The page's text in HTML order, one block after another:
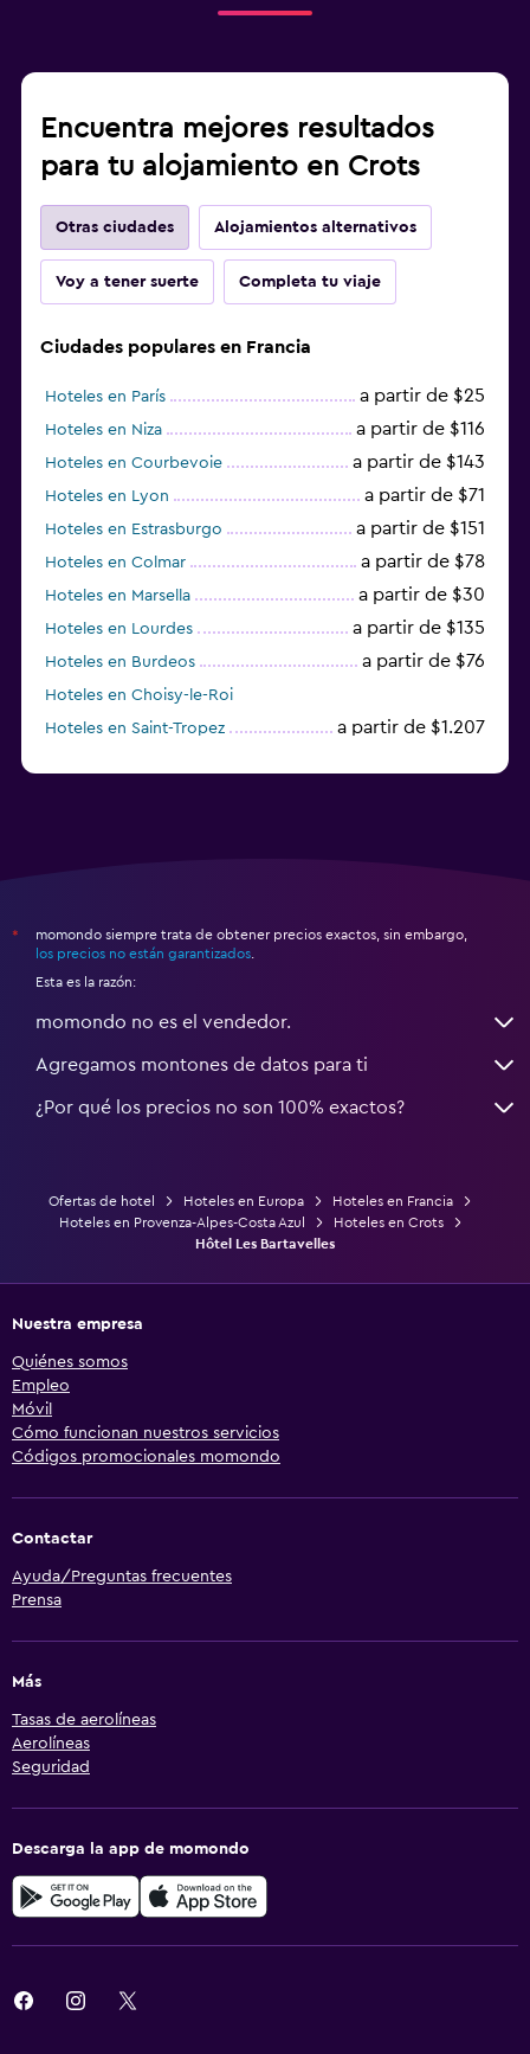
Encuentra mejores resultados
para tu alojamiento en Crots
Otras ciudades Alojamientos alternativos
Voy a tener suerte Completa tu viaje
Ciudades populares en Francia
Hoteles en París a partir de $25
Hoteles en Niza a partir de $116
Hoteles en Courbevoie a partir de $143
Hoteles en Lyon a partir de $71
Hoteles en Estrasburgo a partir de $151
Hoteles en Colmar a partir de $78
Hoteles en Marsella a partir de $30
Hoteles en Lourdes a partir de $135
Hoteles en Burdeos a partir de $76
Hoteles en Choisy-le-Roi
Hoteles en Saint-Tropez
a partir de $1.207
*
momondo siempre trata de obtener precios exactos, sin embargo,
los precios no están garantizados
Esta es la razón:
momondo no es el vendedor.
Agregamos montones de datos para ti
¿Por qué los precios no son 100% exactos?
Ofertas de hotel Hoteles en Europa
Hoteles en Francia
Hoteles en Provenza-Alpes-Costa Azul
Hoteles en Crots
Hôtel Les Bartavelles
Nuestra empresa
Quiénes somos
Empleo
Móvil
Cómo funcionan nuestros servicios
Códigos promocionales momondo
Contactar
Ayuda/Preguntas frecuentes
Prensa
Más
Tasas de aerolíneas
Aerolíneas
Seguridad
Descarga la app de momondo